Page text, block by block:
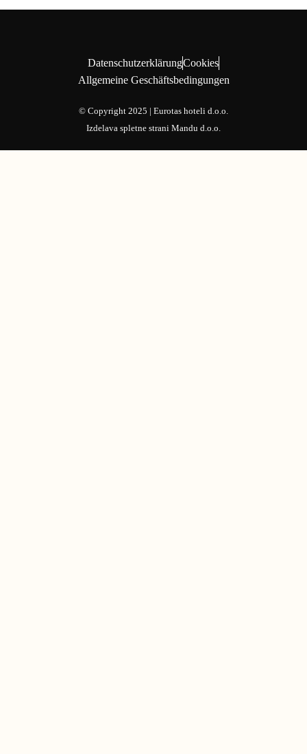
DatenschutzerklärungCookies
Allgemeine Geschäftsbedingungen
© Copyright 2025 | Eurotas hoteli d.o.o.
Izdelava spletne strani Mandu d.o.o.